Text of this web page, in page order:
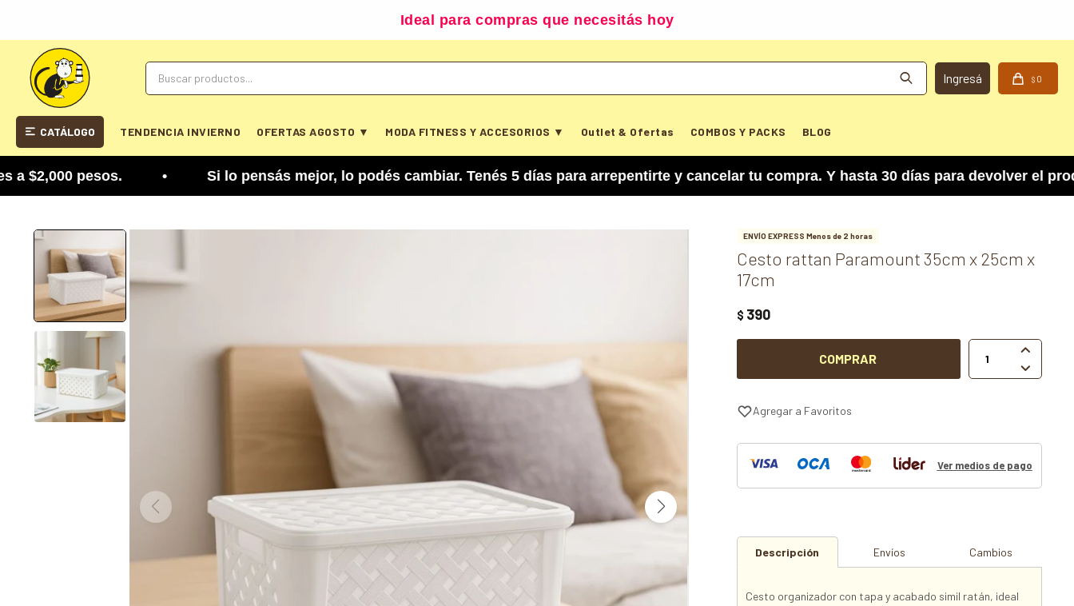
Ideal para compras que necesitás hoy
CATÁLOGO TENDENCIA INVIERNO OFERTAS AGOSTO ▼ MODA FITNESS Y ACCESORIOS ▼ Outlet & Ofertas COMBOS Y PACKS BLOG
$ 0
pesos. • Si lo pensás mejor, lo podés cambiar. Tenés 5 días para arrepentirte y cancelar tu compra. Y hasta 30 días para devolver el
ENVÍO EXPRESS Menos de 2 horas
Cesto rattan Paramount 35cm x 25cm x
17cm
$ 390
COMPRAR


Ver medios de pago
Descripción Envíos Cambios
Cesto organizador con tapa y acabado simil ratán, ideal